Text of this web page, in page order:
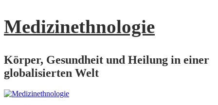
Medizinethnologie
Körper, Gesundheit und Heilung in einer
globalisierten Welt